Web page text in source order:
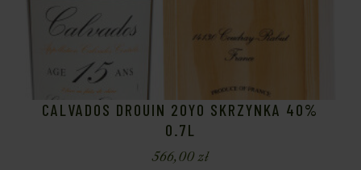
CALVADOS DROUIN 20YO SKRZYNKA 40%
0.7L
566,00zł